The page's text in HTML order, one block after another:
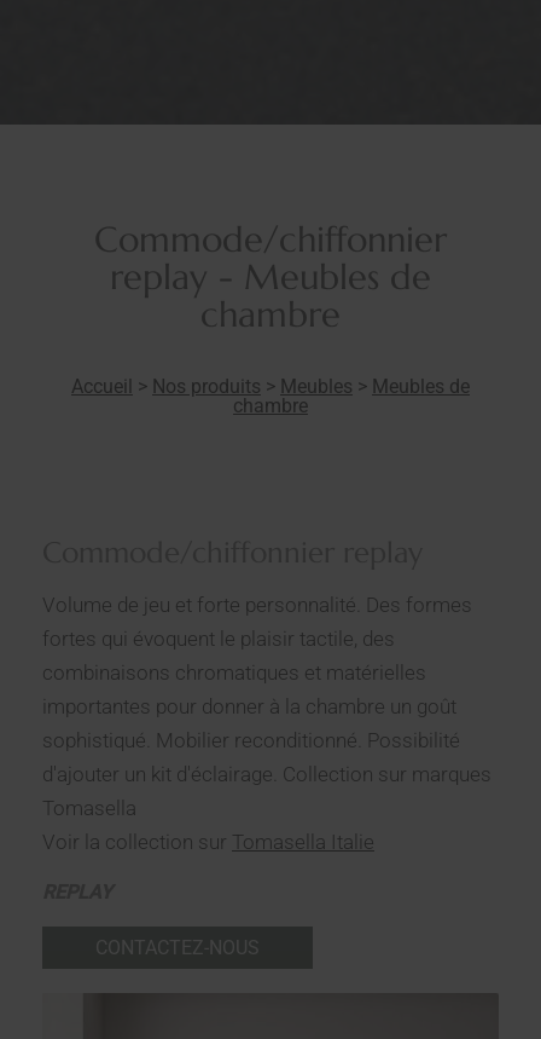
Commode/chiffonnier
replay - Meubles de
chambre
Accueil > Nos produits > Meubles > Meubles de
chambre
Volume de jeu et forte personnalité. Des formes
fortes qui évoquent le plaisir tactile, des
combinaisons chromatiques et matérielles
importantes pour donner à la chambre un goût
sophistiqué. Mobilier reconditionné. Possibilité
d'ajouter un kit d'éclairage. Collection sur marques
Tomasella
Voir la collection sur Tomasella Italie
CONTACTEZ-NOUS